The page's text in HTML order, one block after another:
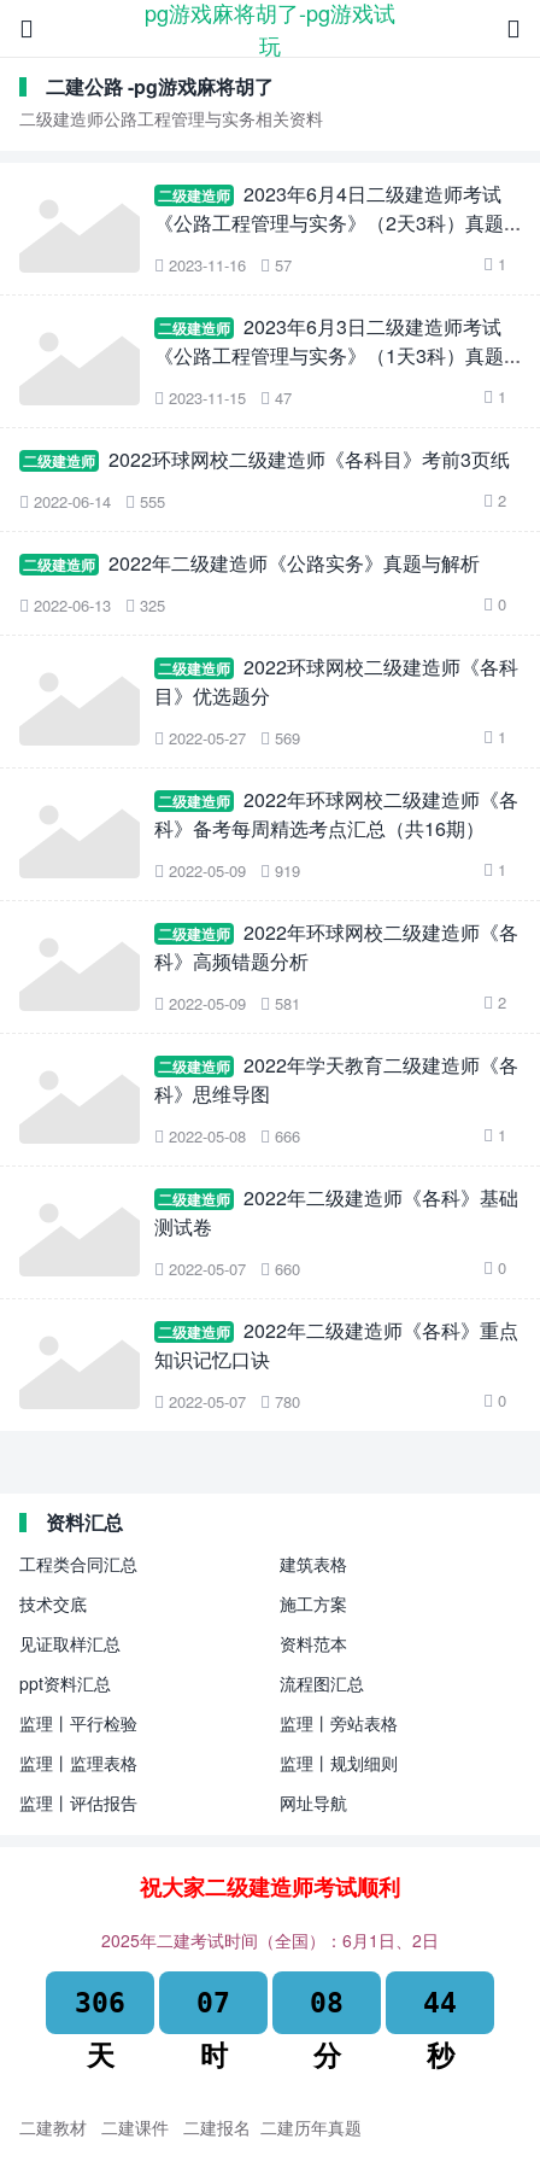
pg游戏麻将胡了-pg游戏试
玩


二建公路 -pg游戏麻将胡了
二级建造师公路工程管理与实务相关资料
二级建造师
2023年6月4日二级建造师考试
《公路工程管理与实务》（2天3科）真题
 2023-11-16  57  1
二级建造师
2023年6月3日二级建造师考试
《公路工程管理与实务》（1天3科）真题
 2023-11-15  47  1
二级建造师 2022环球网校二级建造师《各科目》考前3页纸
 2022-06-14  555  2
二级建造师 2022年二级建造师《公路实务》真题与解析
 2022-06-13  325  0
二级建造师
2022环球网校二级建造师《各科
目》优选题分
 2022-05-27  569  1
二级建造师
2022年环球网校二级建造师《各
科》备考每周精选考点汇总（共16期）
 2022-05-09  919  1
二级建造师
2022年环球网校二级建造师《各
科》高频错题分析
 2022-05-09  581  2
二级建造师
2022年学天教育二级建造师《各
科》思维导图
 2022-05-08  666  1
二级建造师
2022年二级建造师《各科》基础
测试卷
 2022-05-07  660  0
二级建造师
2022年二级建造师《各科》重点
知识记忆口诀
 2022-05-07  780  0
资料汇总
工程类合同汇总
建筑表格
技术交底
施工方案
见证取样汇总
资料范本
ppt资料汇总
流程图汇总
监理丨平行检验
监理丨旁站表格
监理丨监理表格
监理丨规划细则
监理丨评估报告
网址导航
祝大家二级建造师考试顺利
2025年二建考试时间（全国）：6月1日、2日
306
天
07
时
08
分
44
秒
二建教材 二建课件 二建报名 二建历年真题